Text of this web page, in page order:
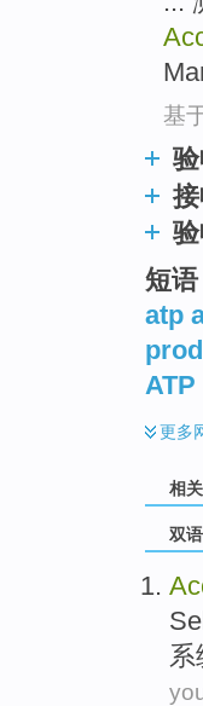
基
短语
atp
更多
相
双
系